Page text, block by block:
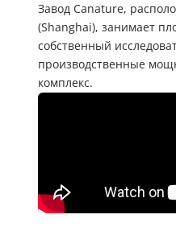
Завод Canature,
(Shanghai), занимает
собственный
производственные
комплекс.